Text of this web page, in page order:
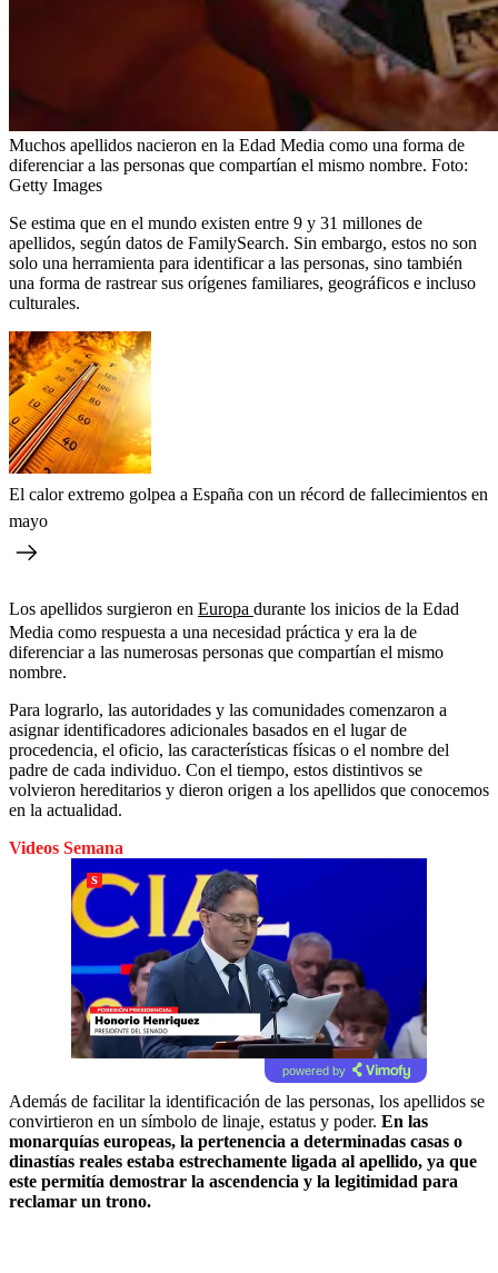
Muchos apellidos nacieron en la Edad Media como una forma de
diferenciar a las personas que compartían el mismo nombre. Foto:
Getty Images
Se estima que en el mundo existen entre 9 y 31 millones de
apellidos, según datos de FamilySearch. Sin embargo, estos no son
solo una herramienta para identificar a las personas, sino también
una forma de rastrear sus orígenes familiares, geográficos e incluso
culturales.
El calor extremo golpea a España con un récord de fallecimientos en
mayo
Los apellidos surgieron en Europa durante los inicios de la Edad
Media como respuesta a una necesidad práctica y era la de
diferenciar a las numerosas personas que compartían el mismo
nombre.
Para lograrlo, las autoridades y las comunidades comenzaron a
asignar identificadores adicionales basados en el lugar de
procedencia, el oficio, las características físicas o el nombre del
padre de cada individuo. Con el tiempo, estos distintivos se
volvieron hereditarios y dieron origen a los apellidos que conocemos
en la actualidad.
Videos Semana
powered by
Además de facilitar la identificación de las personas, los apellidos se
convirtieron en un símbolo de linaje, estatus y poder. En las
monarquías europeas, la pertenencia a determinadas casas o
dinastías reales estaba estrechamente ligada al apellido, ya que
este permitía demostrar la ascendencia y la legitimidad para
reclamar un trono.